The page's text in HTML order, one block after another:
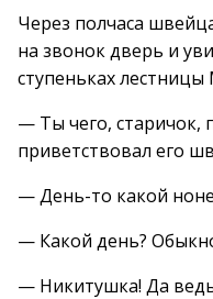
Через полчаса
на звонок дверь и
ступеньках
— Ты чего,
приветствовал его
— День-то какой
— Какой день?
— Никитушка! Да